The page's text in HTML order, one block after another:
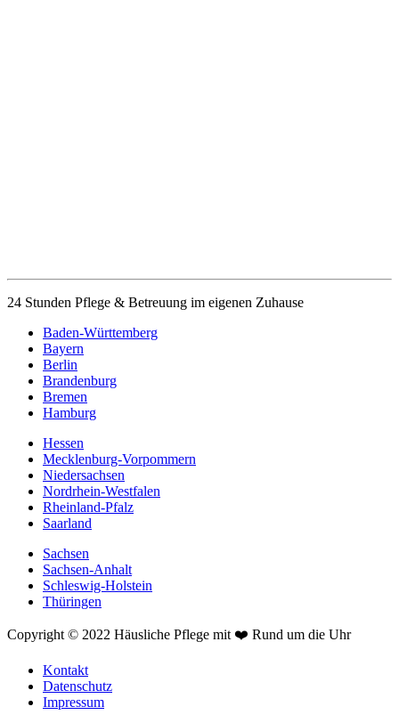
24 Stunden Pflege & Betreuung im eigenen Zuhause
Baden-Württemberg
Bayern
Berlin
Brandenburg
Bremen
Hamburg
Hessen
Mecklenburg-Vorpommern
Niedersachsen
Nordrhein-Westfalen
Rheinland-Pfalz
Saarland
Sachsen
Sachsen-Anhalt
Schleswig-Holstein
Thüringen
Copyright © 2022 Häusliche Pflege mit ❤️ Rund um die Uhr
Kontakt
Datenschutz
Impressum